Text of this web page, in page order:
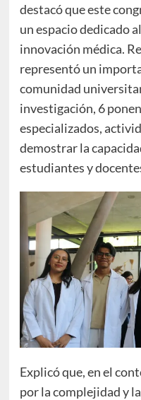
destacó que este
un espacio dedicado
innovación médica.
representó un
comunidad
investigación, 6
especializados,
demostrar la
estudiantes y
Explicó que, en el
por la complejidad y